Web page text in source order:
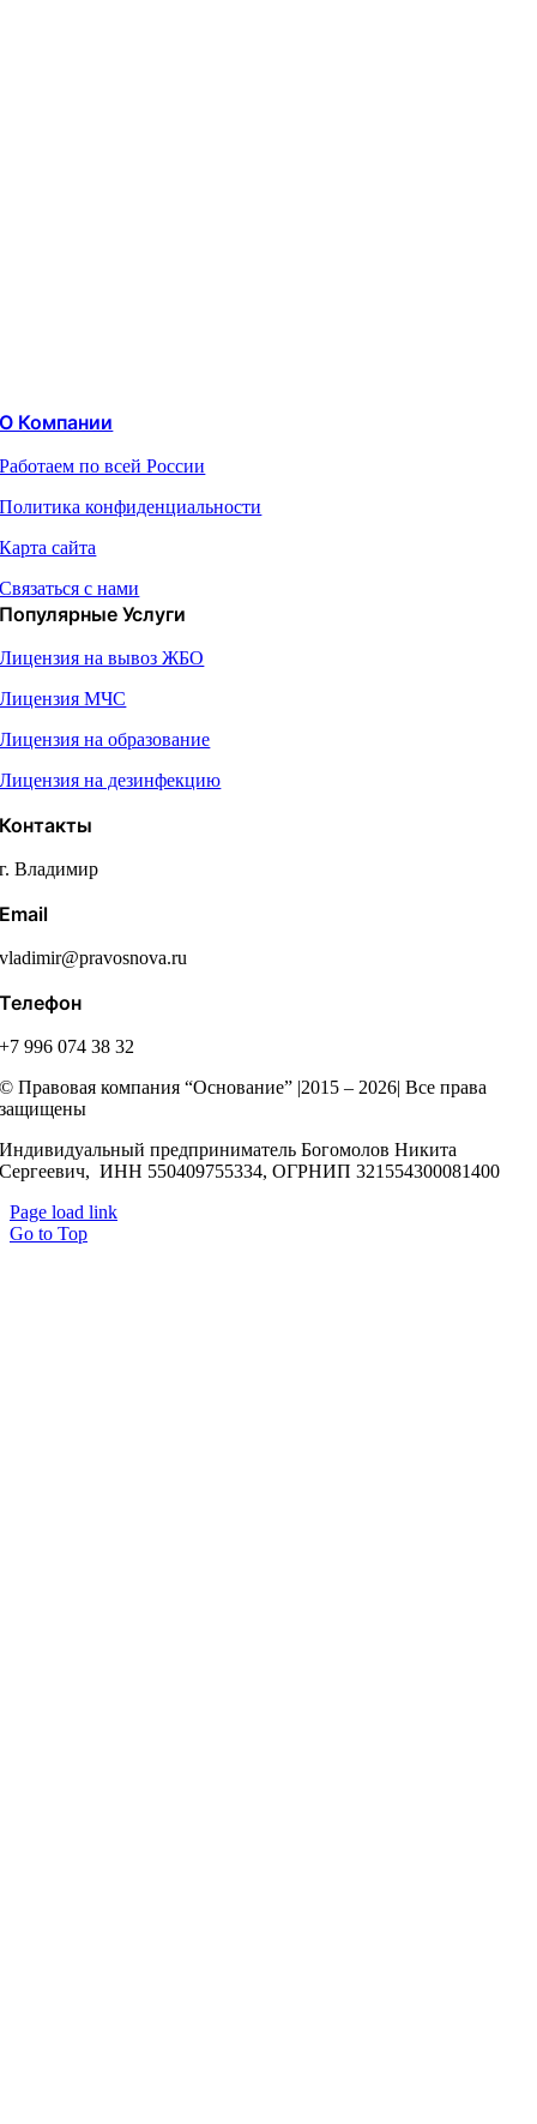
О Компании
Работаем по всей России
Политика конфиденциальности
Карта сайта
Связаться с нами
Популярные Услуги
Лицензия на вывоз ЖБО
Лицензия МЧС
Лицензия на образование
Лицензия на дезинфекцию
Контакты
г. Владимир
Email
vladimir@pravosnova.ru
Телефон
+7 996 074 38 32
© Правовая компания “Основание” |2015 – 2026| Все права
защищены
Индивидуальный предприниматель Богомолов Никита
Сергеевич, ИНН 550409755334, ОГРНИП 321554300081400
Page load link
Go to Top